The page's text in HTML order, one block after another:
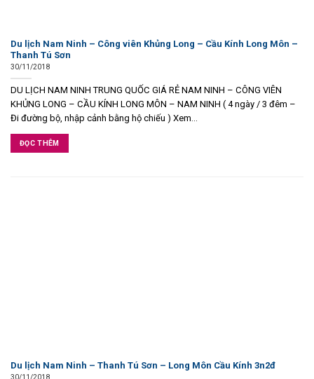
Du lịch Nam Ninh – Công viên Khủng Long – Cầu Kính Long Môn –
Thanh Tú Sơn
30/11/2018
DU LỊCH NAM NINH TRUNG QUỐC GIÁ RẺ NAM NINH – CÔNG VIÊN
KHỦNG LONG – CẦU KÍNH LONG MÔN – NAM NINH ( 4 ngày / 3 đêm –
Đi đường bộ, nhập cảnh bằng hộ chiếu ) Xem...
ĐỌC THÊM
Du lịch Nam Ninh – Thanh Tú Sơn – Long Môn Cầu Kính 3n2đ